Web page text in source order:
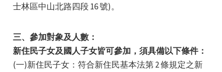
士林區中山北路四段 16 號)。
三、參加對象及人數：
新住民子女及國人子女皆可參加，須具備以下條件：
(一)新住民子女：符合新住民基本法第 2 條規定之新